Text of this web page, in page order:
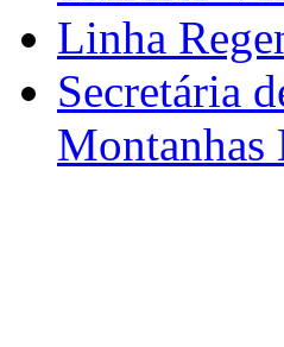
Linha
Secretária
Montanhas